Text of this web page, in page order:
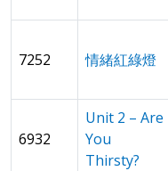
7252 情緒紅綠燈
6932
Unit 2 – Are
You
Thirsty?